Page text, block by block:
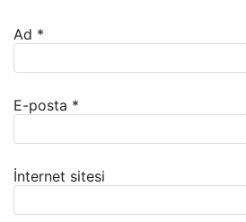
Ad *
E-posta *
İnternet sitesi